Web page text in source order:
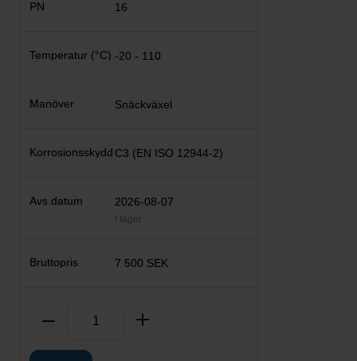
16
-20 - 110
Snäckväxel
C3 (EN ISO 12944-2)
2026-08-07
I lager
7 500 SEK
Ta bort